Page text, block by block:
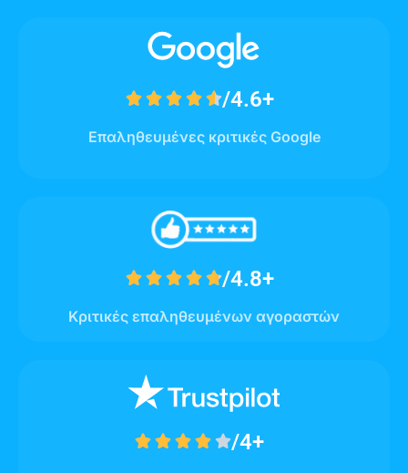
/4.6+
    
Επαληθευμένες κριτικές Google
/4.8+
    
Κριτικές επαληθευμένων αγοραστών
/4+
    